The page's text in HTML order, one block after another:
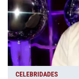
CELEBRIDADES